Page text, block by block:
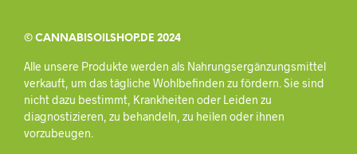
© CANNABISOILSHOP.DE 2024
Alle unsere Produkte werden als Nahrungsergänzungsmittel
verkauft, um das tägliche Wohlbefinden zu fördern. Sie sind
nicht dazu bestimmt, Krankheiten oder Leiden zu
diagnostizieren, zu behandeln, zu heilen oder ihnen
vorzubeugen.